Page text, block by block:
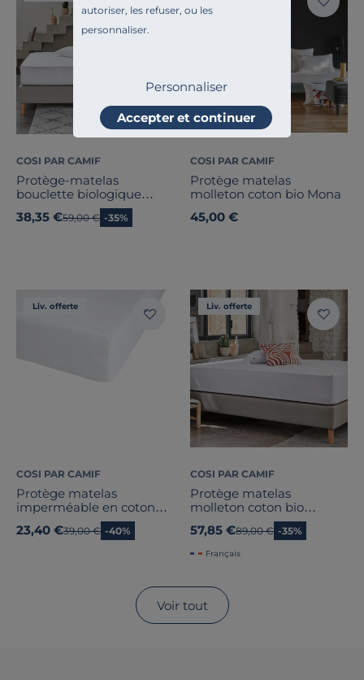
autoriser, les refuser, ou les
personnaliser.
Personnaliser
Accepter et continuer
COSI PAR CAMIF
Protège-matelas
bouclette biologique
imperméable Bérénice
38,35 €Ancien prix
59,00 € -35%
COSI PAR CAMIF
Protège matelas
molleton coton bio Mona
45,00 €
Liv. offerte
COSI PAR CAMIF
Protège matelas
imperméable en coton
issu de l'agriculture
biologique Ivana
23,40 €Ancien prix
39,00 € -40%
Liv. offerte
COSI PAR CAMIF
Protège matelas
molleton coton bio
matelas épais Coralie
57,85 €Ancien prix
89,00 € -35%
Français
Voir tout